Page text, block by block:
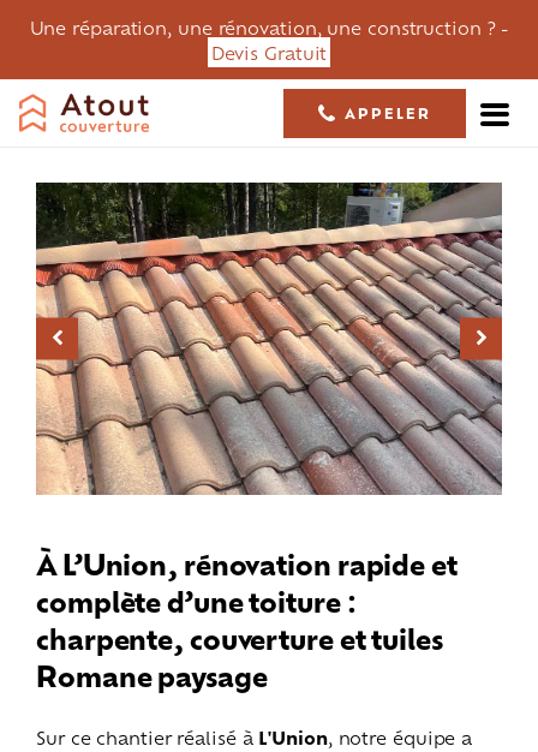
Une réparation, une rénovation, une construction ? -
Devis Gratuit
05 61 36 23 68
APPELER
À L’Union, rénovation rapide et
complète d’une toiture :
charpente, couverture et tuiles
Romane paysage
Sur ce chantier réalisé à L'Union, notre équipe a